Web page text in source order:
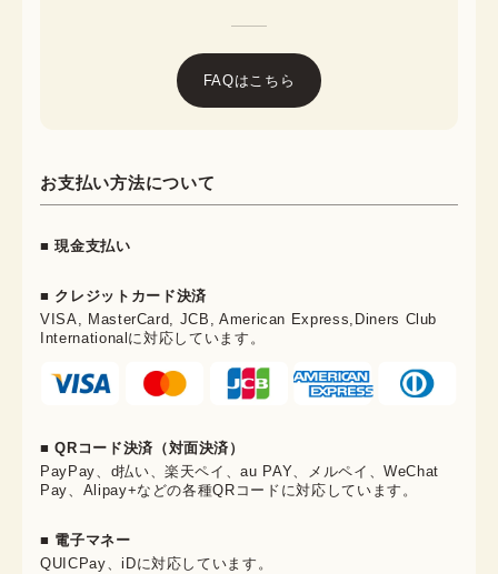
FAQはこちら
お支払い方法について
■ 現金支払い
■ クレジットカード決済
VISA, MasterCard, JCB, American Express,Diners Club
Internationalに対応しています。
■ QRコード決済（対面決済）
PayPay、d払い、楽天ペイ、au PAY、メルペイ、WeChat
Pay、Alipay+などの各種QRコードに対応しています。
■ 電子マネー
QUICPay、iDに対応しています。